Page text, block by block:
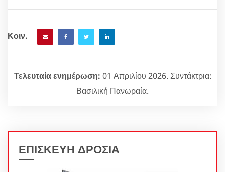
Κοιν.
Τελευταία ενημέρωση: 01 Απριλίου 2026. Συντάκτρια:
Βασιλική Πανωραία.
ΕΠΙΣΚΕΥΗ ΔΡΟΣΙΑ